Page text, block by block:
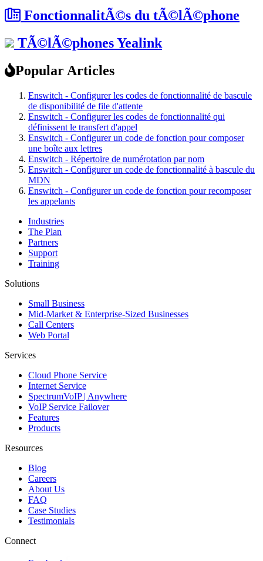
FonctionnalitÃ©s du tÃ©lÃ©phone
TÃ©lÃ©phones Yealink
Popular Articles
Enswitch - Configurer les codes de fonctionnalité de bascule
de disponibilité de file d'attente
Enswitch - Configurer les codes de fonctionnalité qui
définissent le transfert d'appel
Enswitch - Configurer un code de fonction pour composer
une boîte aux lettres
Enswitch - Répertoire de numérotation par nom
Enswitch - Configurer un code de fonctionnalité à bascule du
MDN
Enswitch - Configurer un code de fonction pour recomposer
les appelants
Industries
The Plan
Partners
Support
Training
Solutions
Small Business
Mid-Market & Enterprise-Sized Businesses
Call Centers
Web Portal
Services
Cloud Phone Service
Internet Service
SpectrumVoIP | Anywhere
VoIP Service Failover
Features
Products
Resources
Blog
Careers
About Us
FAQ
Case Studies
Testimonials
Connect